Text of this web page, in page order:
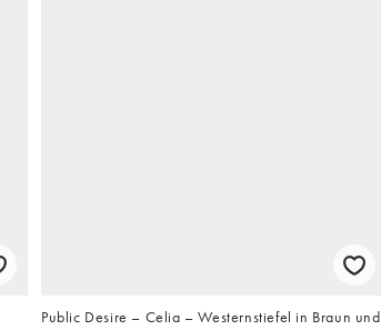
Public Desire – Celia – Westernstiefel in Braun und